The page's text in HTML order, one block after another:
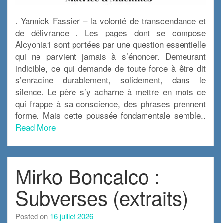
. Yannick Fassier – la volonté de transcendance et
de délivrance . Les pages dont se compose
Alcyonia1 sont portées par une question essentielle
qui ne parvient jamais à s’énoncer. Demeurant
indicible, ce qui demande de toute force à être dit
s’enracine durablement, solidement, dans le
silence. Le père s’y acharne à mettre en mots ce
qui frappe à sa conscience, des phrases prennent
forme. Mais cette poussée fondamentale semble..
Read More
Mirko Boncalco :
Subverses (extraits)
Posted on 16 juillet 2026